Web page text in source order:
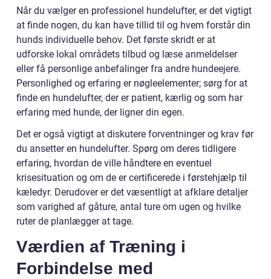
Når du vælger en professionel hundelufter, er det vigtigt
at finde nogen, du kan have tillid til og hvem forstår din
hunds individuelle behov. Det første skridt er at
udforske lokal områdets tilbud og læse anmeldelser
eller få personlige anbefalinger fra andre hundeejere.
Personlighed og erfaring er nøgleelementer; sørg for at
finde en hundelufter, der er patient, kærlig og som har
erfaring med hunde, der ligner din egen.
Det er også vigtigt at diskutere forventninger og krav før
du ansetter en hundelufter. Spørg om deres tidligere
erfaring, hvordan de ville håndtere en eventuel
krisesituation og om de er certificerede i førstehjælp til
kæledyr. Derudover er det væsentligt at afklare detaljer
som varighed af gåture, antal ture om ugen og hvilke
ruter de planlægger at tage.
Værdien af Træning i
Forbindelse med